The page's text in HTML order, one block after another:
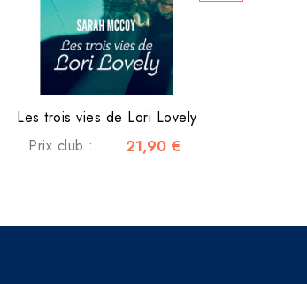
Les trois vies de Lori Lovely
Prix club :
21,90 €